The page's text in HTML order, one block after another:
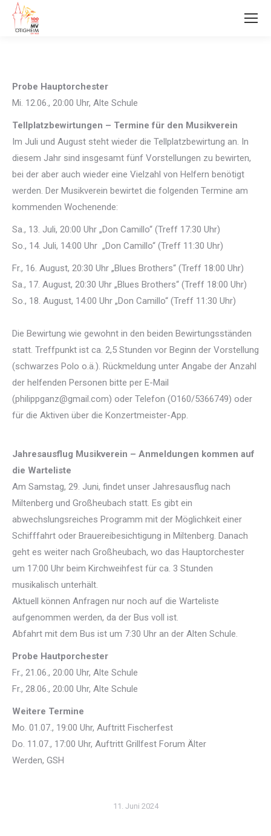
Probe Hauptorchester
Mi. 12.06., 20:00 Uhr, Alte Schule
Tellplatzbewirtungen – Termine für den Musikverein
Im Juli und August steht wieder die Tellplatzbewirtung an. In
diesem Jahr sind insgesamt fünf Vorstellungen zu bewirten,
bei der aber auch wieder eine Vielzahl von Helfern benötigt
werden. Der Musikverein bewirtet die folgenden Termine am
kommenden Wochenende:
Sa., 13. Juli, 20:00 Uhr „Don Camillo“ (Treff 17:30 Uhr)
So., 14. Juli, 14:00 Uhr „Don Camillo“ (Treff 11:30 Uhr)
Fr., 16. August, 20:30 Uhr „Blues Brothers“ (Treff 18:00 Uhr)
Sa., 17. August, 20:30 Uhr „Blues Brothers“ (Treff 18:00 Uhr)
So., 18. August, 14:00 Uhr „Don Camillo“ (Treff 11:30 Uhr)
Die Bewirtung wie gewohnt in den beiden Bewirtungsständen
statt. Treffpunkt ist ca. 2,5 Stunden vor Beginn der Vorstellung
(schwarzes Polo o.ä.). Rückmeldung unter Angabe der Anzahl
der helfenden Personen bitte per E-Mail
(philippganz@gmail.com) oder Telefon (O160/5366749) oder
für die Aktiven über die Konzertmeister-App.
Jahresausflug Musikverein – Anmeldungen kommen auf
die Warteliste
Am Samstag, 29. Juni, findet unser Jahresausflug nach
Miltenberg und Großheubach statt. Es gibt ein
abwechslungsreiches Programm mit der Möglichkeit einer
Schifffahrt oder Brauereibesichtigung in Miltenberg. Danach
geht es weiter nach Großheubach, wo das Hauptorchester
um 17:00 Uhr beim Kirchweihfest für ca. 3 Stunden
musikalisch unterhält.
Aktuell können Anfragen nur noch auf die Warteliste
aufgenommen werden, da der Bus voll ist.
Abfahrt mit dem Bus ist um 7:30 Uhr an der Alten Schule.
Probe Hautporchester
Fr., 21.06., 20:00 Uhr, Alte Schule
Fr., 28.06., 20:00 Uhr, Alte Schule
Weitere Termine
Mo. 01.07., 19:00 Uhr, Auftritt Fischerfest
Do. 11.07., 17:00 Uhr, Auftritt Grillfest Forum Älter
Werden, GSH
11. Juni 2024